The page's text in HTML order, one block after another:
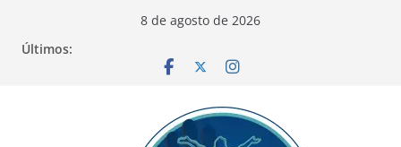
8 de agosto de 2026
Últimos: